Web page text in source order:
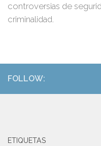
controversias de
criminalidad.
FOLLOW:
ETIQUETAS